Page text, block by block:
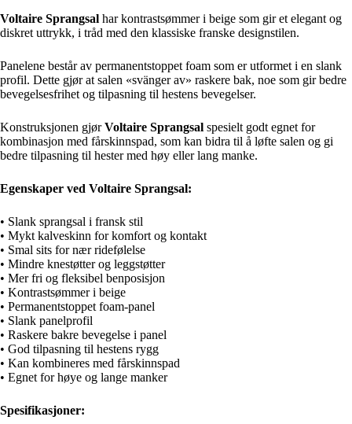
Voltaire Sprangsal har kontrastsømmer i beige som gir et elegant og
diskret uttrykk, i tråd med den klassiske franske designstilen.
Panelene består av permanentstoppet foam som er utformet i en slank
profil. Dette gjør at salen «svänger av» raskere bak, noe som gir bedre
bevegelsesfrihet og tilpasning til hestens bevegelser.
Konstruksjonen gjørVoltaire Sprangsal spesielt godt egnet for
kombinasjon med fårskinnspad, som kan bidra til å løfte salen og gi
bedre tilpasning til hester med høy eller lang manke.
Egenskaper ved Voltaire Sprangsal:
• Slank sprangsal i fransk stil
• Mykt kalveskinn for komfort og kontakt
• Smal sits for nær ridefølelse
• Mindre knestøtter og leggstøtter
• Mer fri og fleksibel benposisjon
• Kontrastsømmer i beige
• Permanentstoppet foam-panel
• Slank panelprofil
• Raskere bakre bevegelse i panel
• God tilpasning til hestens rygg
• Kan kombineres med fårskinnspad
• Egnet for høye og lange manker
Spesifikasjoner: